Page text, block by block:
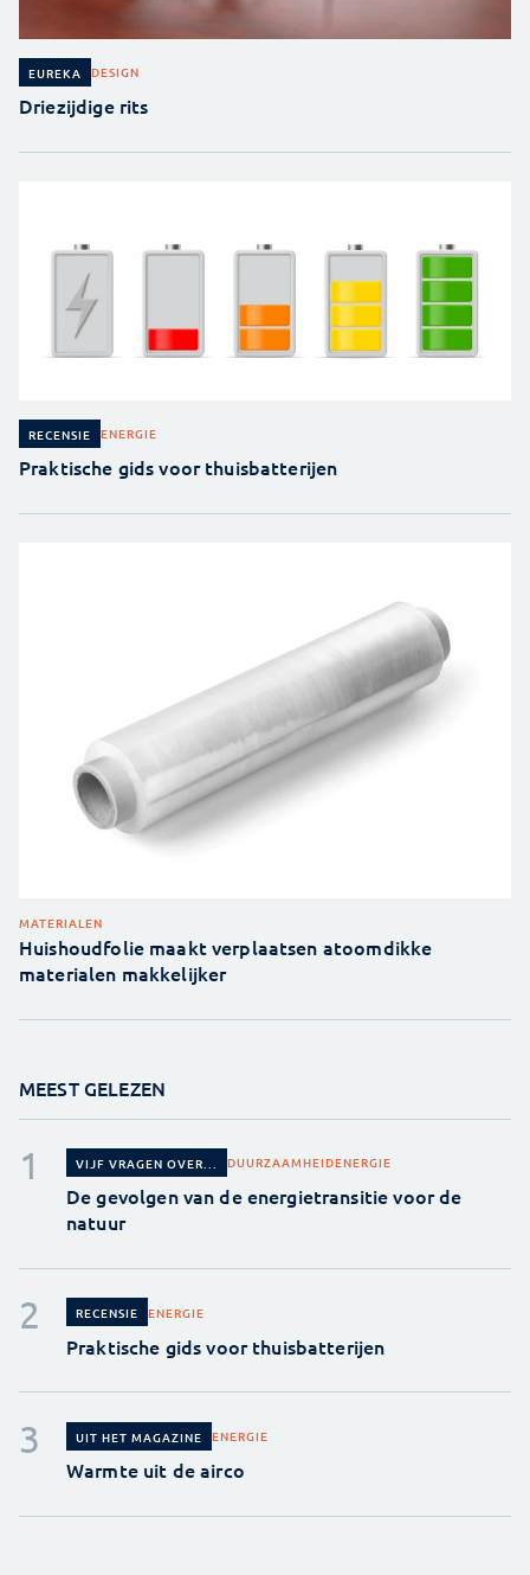
EUREKA DESIGN
Driezijdige rits
RECENSIE ENERGIE
Praktische gids voor thuisbatterijen
MATERIALEN
Huishoudfolie maakt verplaatsen atoomdikke
materialen makkelijker
MEEST GELEZEN
VIJF VRAGEN OVER... DUURZAAMHEIDENERGIE
De gevolgen van de energietransitie voor de
natuur
RECENSIE ENERGIE
Praktische gids voor thuisbatterijen
UIT HET MAGAZINE ENERGIE
Warmte uit de airco